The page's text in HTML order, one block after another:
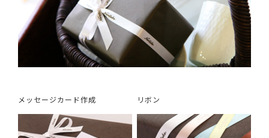
メッセージカード作成 リボン